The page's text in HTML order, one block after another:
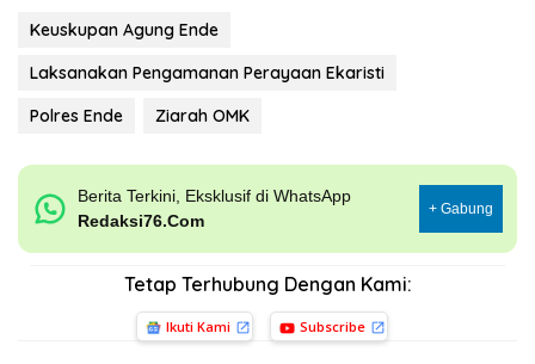
Keuskupan Agung Ende
Laksanakan Pengamanan Perayaan Ekaristi
Polres Ende
Ziarah OMK
Berita Terkini, Eksklusif di WhatsApp
Redaksi76.Com
+ Gabung
Tetap Terhubung Dengan Kami:
Ikuti Kami Subscribe